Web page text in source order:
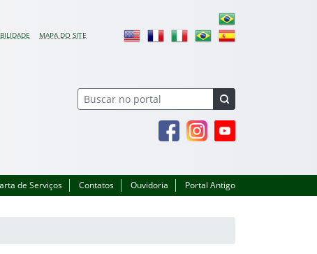
MAPA DO SITE
FacebookInstagramYoutube
de Serviços Contatos Ouvidoria Portal Antigo